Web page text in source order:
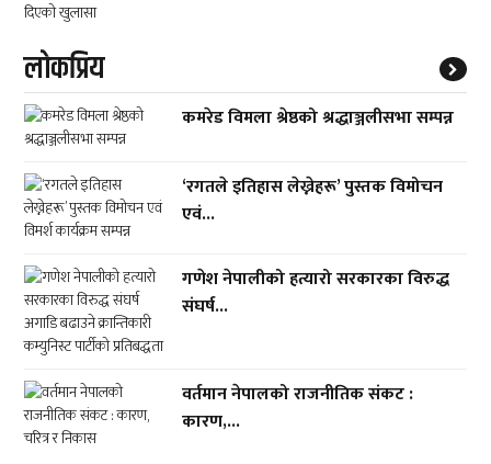
लाेकप्रिय
कमरेड विमला श्रेष्ठको श्रद्धाञ्जलीसभा सम्पन्न
‘रगतले इतिहास लेख्नेहरू’ पुस्तक विमोचन
एवं...
गणेश नेपालीको हत्यारो सरकारका विरुद्ध
संघर्ष...
वर्तमान नेपालको राजनीतिक संकट :
कारण,...